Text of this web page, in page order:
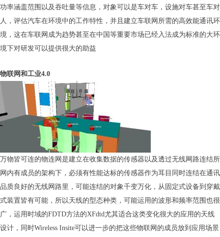
功率涵盖范围以及吞吐量等信息，对象可以是车对车，设施对车甚至车对
人，评估汽车在环境中的工作特性，并且建立车联网所需的高效能通讯环
境，这在车联网成为趋势甚至在中国等重要市场已经入法成为标准的大环
境下对研发可以提供很大的助益
物联网和工业4.0
万物皆可连的物连网是建立在收集数据的传感器以及透过无线网路连结所
网内有成员的架构下，必须有性能达标的传感器作为耳目同时连结在通讯
品质良好的无线网路里，可能连结的对象千变万化，从固定式设备到穿戴
式装置皆有可能，所以天线的型态种类，可能运用的波形和频率范围也很
广，运用时域的FDTD方法的XFdtd尤其适合这类变化很大的应用的天线
设计，同时Wireless Insite可以进一步的把这些物联网的成员放到应用场景